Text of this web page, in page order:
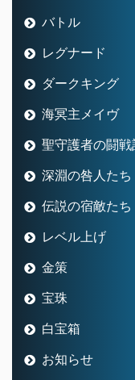
バトル
レグナード
ダークキング
海冥主メイヴ
聖守護者の闘戦
深淵の咎人たち
伝説の宿敵たち
レベル上げ
金策
宝珠
白宝箱
お知らせ